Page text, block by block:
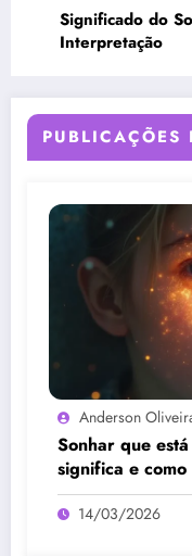
Significado do
Interpretação
PUBLICAÇÕES
Anderson
Sonhar que
significa e
14/03/2026